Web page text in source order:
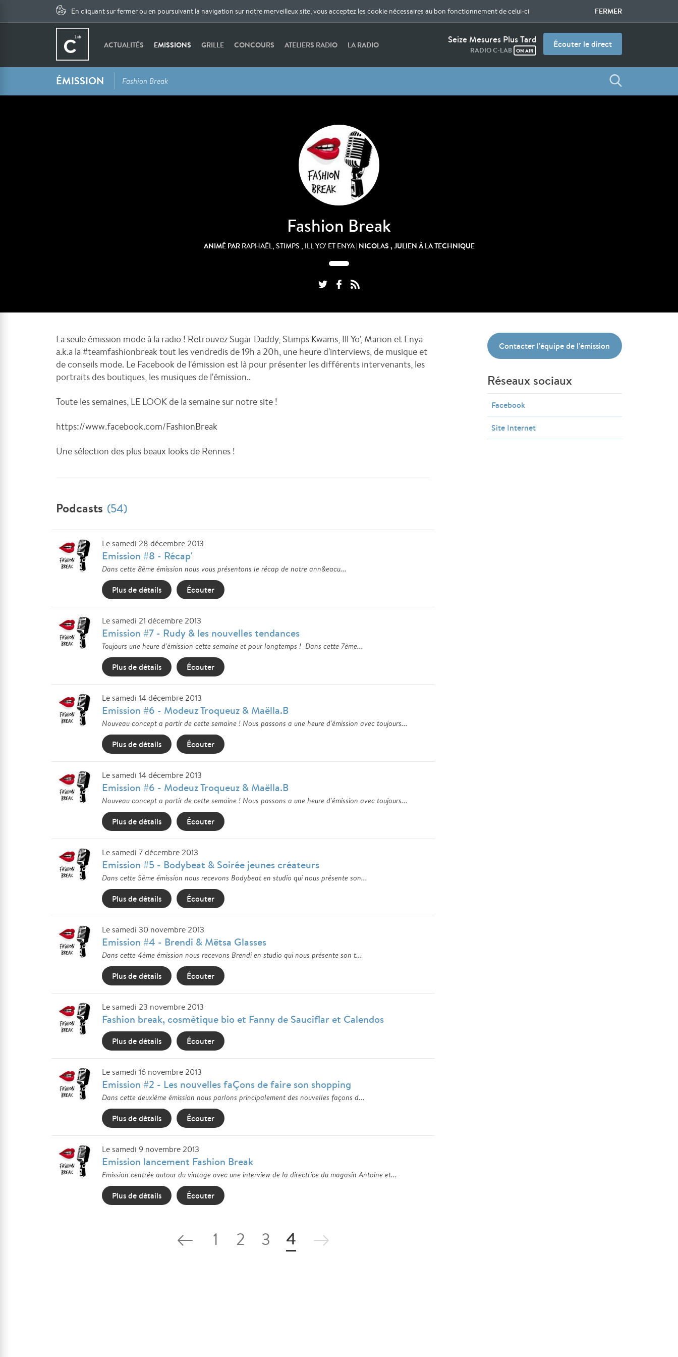
En cliquant sur fermer ou en poursuivant la navigation sur notre merveilleux site, vous acceptez les cookie nécessaires au bon fonctionnement de celui-ci FERMER
ACTUALITÉS EMISSIONS GRILLE CONCOURS ATELIERS RADIO LA RADIO Seize Mesures Plus Tard
RADIO C-LAB ON AIR
Écouter le direct
ÉMISSION Fashion Break
Fashion Break
ANIMÉ PAR RAPHAËL, STIMPS , ILL YO' ET ENYA| NICOLAS , JULIEN À LA TECHNIQUE
La seule émission mode à la radio ! Retrouvez Sugar Daddy, Stimps Kwams, Ill Yo', Marion et Enya
a.k.a la #teamfashionbreak tout les vendredis de 19h a 20h, une heure d'interviews, de musique et
de conseils mode. Le Facebook de l'émission est là pour présenter les différents intervenants, les
portraits des boutiques, les musiques de l'émission..
Toute les semaines, LE LOOK de la semaine sur notre site !
https://www.facebook.com/FashionBreak
Une sélection des plus beaux looks de Rennes !
Podcasts (54)
Le samedi 28 décembre 2013
Emission #8 - Récap'
Dans cette 8ème émission nous vous présentons le récap de notre ann&eacu...
Plus de détails Écouter
Le samedi 21 décembre 2013
Emission #7 - Rudy & les nouvelles tendances
Toujours une heure d'émission cette semaine et pour longtemps ! Dans cette 7ème...
Plus de détails Écouter
Le samedi 14 décembre 2013
Emission #6 - Modeuz Troqueuz & Maëlla.B
Nouveau concept a partir de cette semaine ! Nous passons a une heure d'émission avec toujours...
Plus de détails Écouter
Le samedi 14 décembre 2013
Emission #6 - Modeuz Troqueuz & Maëlla.B
Nouveau concept a partir de cette semaine ! Nous passons a une heure d'émission avec toujours...
Plus de détails Écouter
Le samedi 7 décembre 2013
Emission #5 - Bodybeat & Soirée jeunes créateurs
Dans cette 5ème émission nous recevons Bodybeat en studio qui nous présente son...
Plus de détails Écouter
Le samedi 30 novembre 2013
Emission #4 - Brendi & Mëtsa Glasses
Dans cette 4ème émission nous recevons Brendi en studio qui nous présente son t...
Plus de détails Écouter
Le samedi 23 novembre 2013
Fashion break, cosmétique bio et Fanny de Sauciflar et Calendos
Plus de détails Écouter
Le samedi 16 novembre 2013
Emission #2 - Les nouvelles faÇons de faire son shopping
Dans cette deuxième émission nous parlons principalement des nouvelles façons d...
Plus de détails Écouter
Le samedi 9 novembre 2013
Emission lancement Fashion Break
Emission centrée autour du vintage avec une interview de la directrice du magasin Antoine et...
Plus de détails Écouter
1 2 3 4
Contacter l'équipe de l'émission
Réseaux sociaux
Facebook
Site Internet